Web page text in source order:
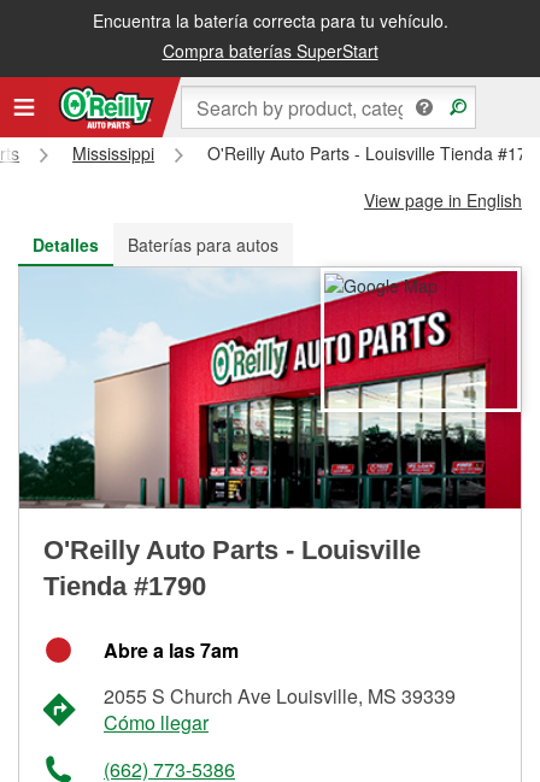
Encuentra la batería correcta para tu vehículo.
Compra baterías SuperStart
Recibe tu orden gratis al día siguiente o recógela en la tienda
Mississippi
O'Reilly Auto Parts - Louisville Tienda
View page in English
Detalles
Baterías para autos
O'Reilly Auto Parts - Louisville
Tienda #1790
Abre a las 7am
2055 S Church Ave Louisville, MS 39339
Cómo llegar
(662) 773-5386